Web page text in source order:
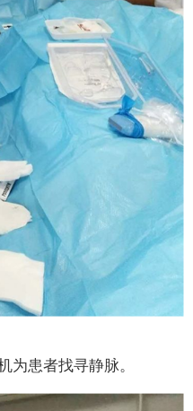
为患者找寻静脉。